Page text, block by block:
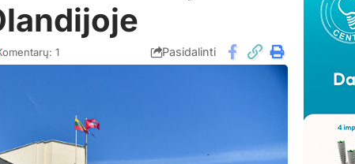
1 Pasidalinti